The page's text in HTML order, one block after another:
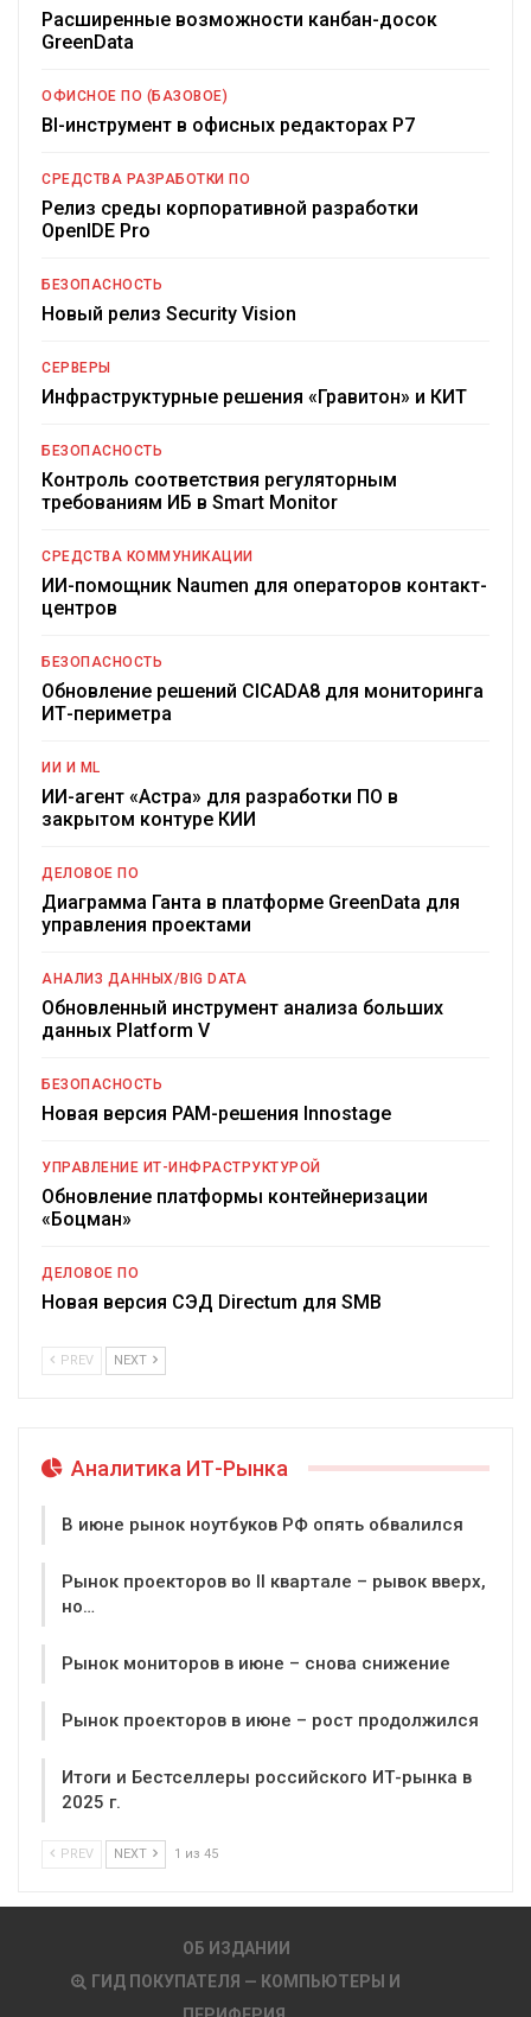
Расширенные возможности канбан-досок
GreenData
ОФИСНОЕ ПО (БАЗОВОЕ)
BI-инструмент в офисных редакторах Р7
СРЕДСТВА РАЗРАБОТКИ ПО
Релиз среды корпоративной разработки
OpenIDE Pro
БЕЗОПАСНОСТЬ
Новый релиз Security Vision
СЕРВЕРЫ
Инфраструктурные решения «Гравитон» и КИТ
БЕЗОПАСНОСТЬ
Контроль соответствия регуляторным
требованиям ИБ в Smart Monitor
СРЕДСТВА КОММУНИКАЦИИ
ИИ-помощник Naumen для операторов контакт-
центров
БЕЗОПАСНОСТЬ
Обновление решений CICADA8 для мониторинга
ИТ-периметра
ИИ И ML
ИИ-агент «Астра» для разработки ПО в
закрытом контуре КИИ
ДЕЛОВОЕ ПО
Диаграмма Ганта в платформе GreenData для
управления проектами
АНАЛИЗ ДАННЫХ/BIG DATA
Обновленный инструмент анализа больших
данных Platform V
БЕЗОПАСНОСТЬ
Новая версия PAM-решения Innostage
УПРАВЛЕНИЕ ИТ-ИНФРАСТРУКТУРОЙ
Обновление платформы контейнеризации
«Боцман»
ДЕЛОВОЕ ПО
Новая версия СЭД Directum для SMB
PREV NEXT
Аналитика ИТ-Рынка
В июне рынок ноутбуков РФ опять обвалился
Рынок проекторов во II квартале – рывок вверх,
но…
Рынок мониторов в июне – снова снижение
Рынок проекторов в июне – рост продолжился
Итоги и Бестселлеры российского ИТ-рынка в
2025 г.
PREV NEXT 1 из 45
ОБ ИЗДАНИИ
ГИД ПОКУПАТЕЛЯ — КОМПЬЮТЕРЫ И